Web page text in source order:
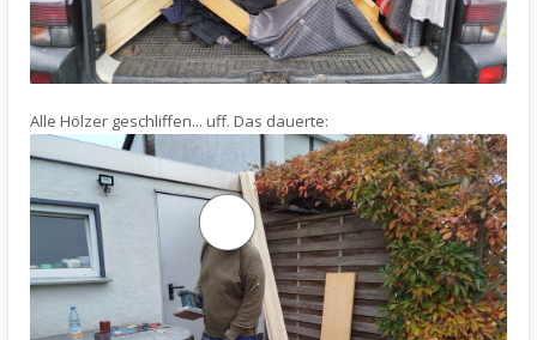
Alle Hölzer geschliffen... uff. Das dauerte: